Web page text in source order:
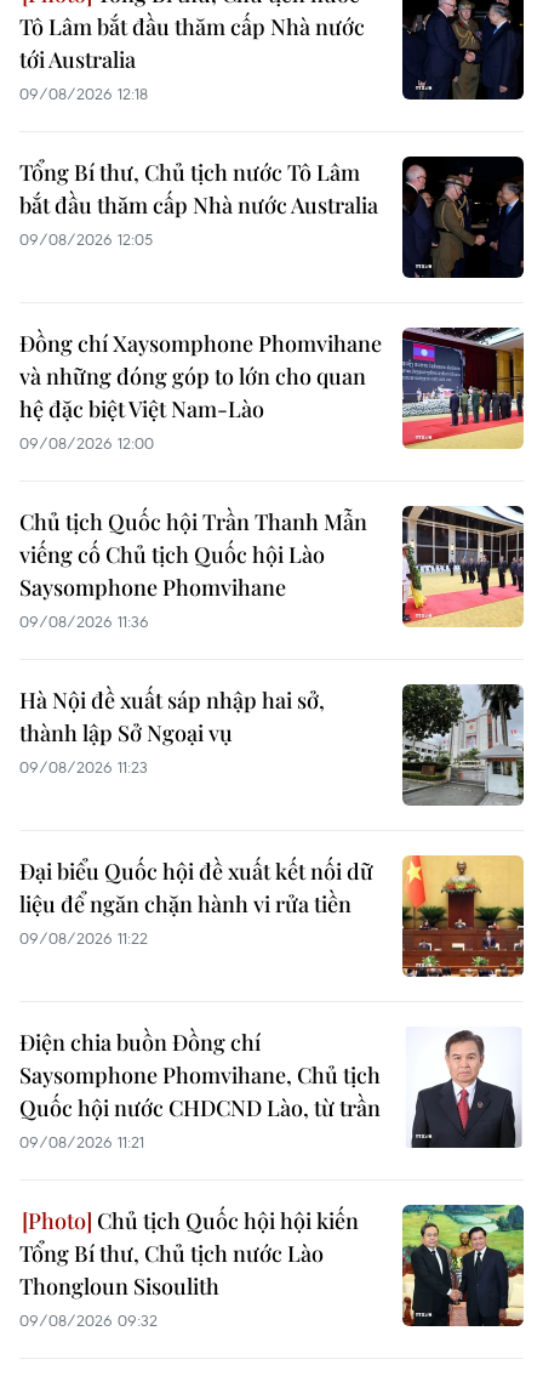
Tô Lâm bắt đầu thăm cấp Nhà nước
tới Australia
09/08/2026 12:18
Tổng Bí thư, Chủ tịch nước Tô Lâm
bắt đầu thăm cấp Nhà nước Australia
09/08/2026 12:05
Đồng chí Xaysomphone Phomvihane
và những đóng góp to lớn cho quan
hệ đặc biệt Việt Nam-Lào
09/08/2026 12:00
Chủ tịch Quốc hội Trần Thanh Mẫn
viếng cố Chủ tịch Quốc hội Lào
Saysomphone Phomvihane
09/08/2026 11:36
Hà Nội đề xuất sáp nhập hai sở,
thành lập Sở Ngoại vụ
09/08/2026 11:23
Đại biểu Quốc hội đề xuất kết nối dữ
liệu để ngăn chặn hành vi rửa tiền
09/08/2026 11:22
Điện chia buồn Đồng chí
Saysomphone Phomvihane, Chủ tịch
Quốc hội nước CHDCND Lào, từ trần
09/08/2026 11:21
Chủ tịch Quốc hội hội kiến
Tổng Bí thư, Chủ tịch nước Lào
Thongloun Sisoulith
09/08/2026 09:32